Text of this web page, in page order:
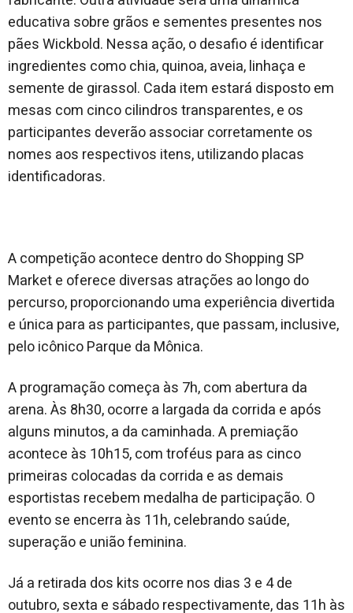
educativa sobre grãos e sementes presentes nos
pães Wickbold. Nessa ação, o desafio é identificar
ingredientes como chia, quinoa, aveia, linhaça e
semente de girassol. Cada item estará disposto em
mesas com cinco cilindros transparentes, e os
participantes deverão associar corretamente os
nomes aos respectivos itens, utilizando placas
identificadoras.
A competição acontece dentro do Shopping SP
Market e oferece diversas atrações ao longo do
percurso, proporcionando uma experiência divertida
e única para as participantes, que passam, inclusive,
pelo icônico Parque da Mônica.
A programação começa às 7h, com abertura da
arena. Às 8h30, ocorre a largada da corrida e após
alguns minutos, a da caminhada. A premiação
acontece às 10h15, com troféus para as cinco
primeiras colocadas da corrida e as demais
esportistas recebem medalha de participação. O
evento se encerra às 11h, celebrando saúde,
superação e união feminina.
Já a retirada dos kits ocorre nos dias 3 e 4 de
outubro, sexta e sábado respectivamente, das 11h às